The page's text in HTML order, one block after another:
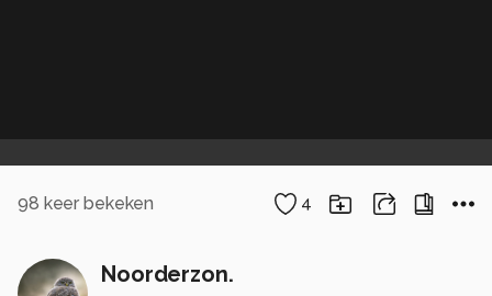
98 keer bekeken 4
Noorderzon.